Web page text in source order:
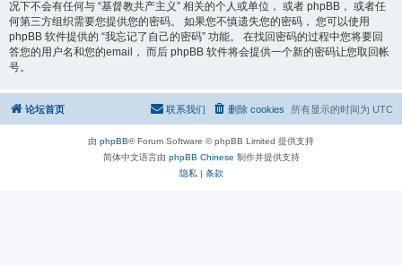
况下不会有任何与 “基督教共产主义” 相关的个人或单位， 或者 phpBB， 或者任
何第三方组织需要您提供您的密码。 如果您不慎遗失您的密码， 您可以使用
phpBB 软件提供的 “我忘记了自己的密码” 功能。 在找回密码的过程中您将要回
答您的用户名和您的email， 而后 phpBB 软件将会提供一个新的密码让您取回帐
号。
论坛首页 所有显示的时间为 UTC
删除 cookies
联系我们
由 phpBB® Forum Software © phpBB Limited 提供支持
简体中文语言由 phpBB Chinese 制作并提供支持
隐私 | 条款